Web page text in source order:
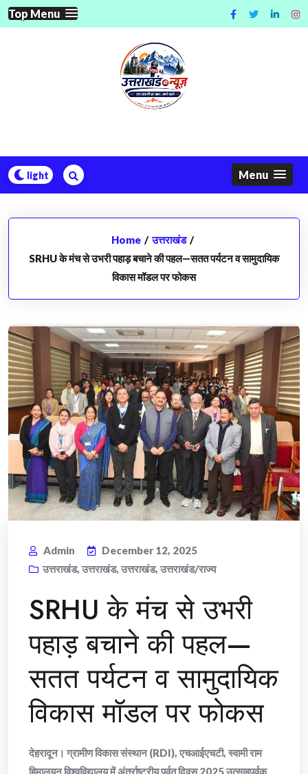
Skip
to
Top Menu
Menu
Home / उत्तराखंड /
SRHU के मंच से उभरी पहाड़ बचाने की पहल—सतत पर्यटन व सामुदायिक
विकास मॉडल पर फोकस
Admin
December 12, 2025
उत्तराखंड, उत्तराखंड, उत्तराखंड, उत्तराखंड/राज्य
SRHU के मंच से उभरी
पहाड़ बचाने की पहल—
सतत पर्यटन व सामुदायिक
विकास मॉडल पर फोकस
देहरादून। ग्रामीण विकास संस्थान (RDI), एचआईएचटी, स्वामी राम
हिमालयन विश्वविद्यालय में अंतर्राष्ट्रीय पर्वत दिवस 2025 उत्साहपूर्वक